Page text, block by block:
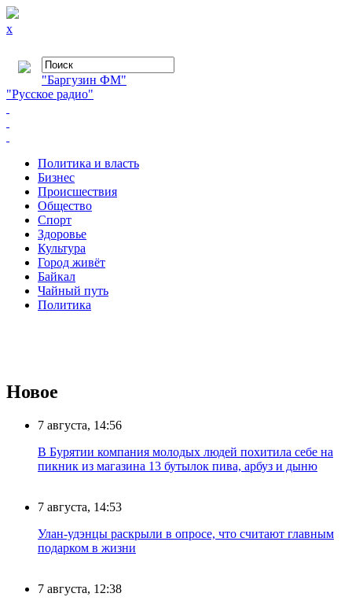
x
"Баргузин ФМ"
"Русское радио"
Политика и власть
Бизнес
Происшествия
Общество
Cпорт
Здоровье
Культура
Город живёт
Байкал
Чайный путь
Политика
Новое
7 августа, 14:56
В Бурятии компания молодых людей похитила себе на
пикник из магазина 13 бутылок пива, арбуз и дыню
7 августа, 14:53
Улан-удэнцы раскрыли в опросе, что считают главным
подарком в жизни
7 августа, 12:38